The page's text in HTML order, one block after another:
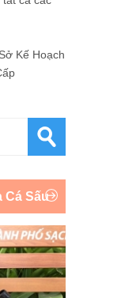
Kế Hoạch
Cá Sấu